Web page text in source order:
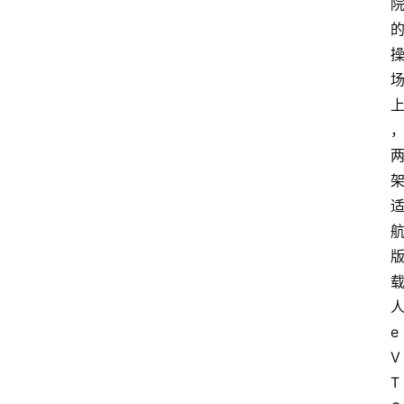
院
的
操
场
上
，
两
架
适
航
版
载
人
e
V
T